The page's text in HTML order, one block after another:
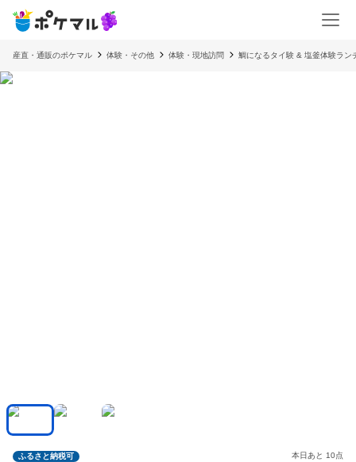
産直・通販のポケマル 体験・その他 体験・現地訪問 鯛になるタイ験 & 塩釜体験ラン
ふるさと納税可
本日あと 10点